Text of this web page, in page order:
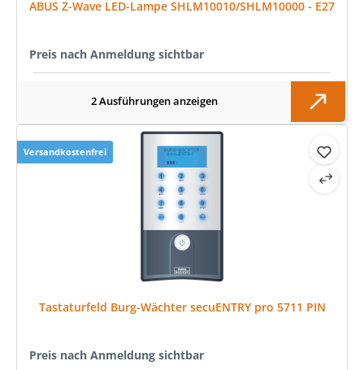
ABUS Z-Wave LED-Lampe SHLM10010/SHLM10000 - E27
Preis nach Anmeldung sichtbar
2 Ausführungen anzeigen
Versandkostenfrei
Tastaturfeld Burg-Wächter secuENTRY pro 5711 PIN
Preis nach Anmeldung sichtbar